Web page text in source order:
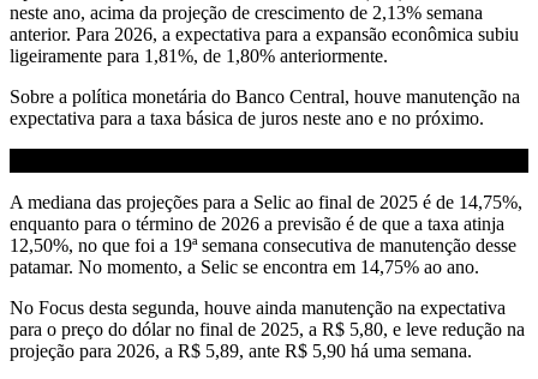
neste ano, acima da projeção de crescimento de 2,13% semana
anterior. Para 2026, a expectativa para a expansão econômica subiu
ligeiramente para 1,81%, de 1,80% anteriormente.
Sobre a política monetária do Banco Central, houve manutenção na
expectativa para a taxa básica de juros neste ano e no próximo.
A mediana das projeções para a Selic ao final de 2025 é de 14,75%,
enquanto para o término de 2026 a previsão é de que a taxa atinja
12,50%, no que foi a 19ª semana consecutiva de manutenção desse
patamar. No momento, a Selic se encontra em 14,75% ao ano.
No Focus desta segunda, houve ainda manutenção na expectativa
para o preço do dólar no final de 2025, a R$ 5,80, e leve redução na
projeção para 2026, a R$ 5,89, ante R$ 5,90 há uma semana.